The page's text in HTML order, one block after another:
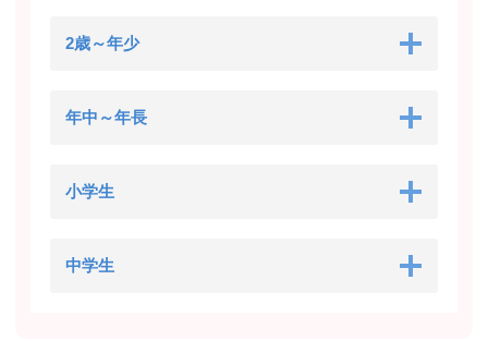
2歳～年少
年中～年長
小学生
中学生